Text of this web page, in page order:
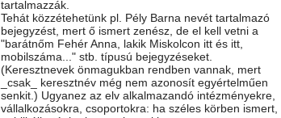
tartalmazzák.
Tehát közzétehetünk pl. Pély Barna nevét tartalmazó
bejegyzést, mert ő ismert zenész, de el kell vetni a
"barátnőm Fehér Anna, lakik Miskolcon itt és itt,
mobilszáma..." stb. típusú bejegyzéseket.
(Keresztnevek önmagukban rendben vannak, mert
_csak_ keresztnév még nem azonosít egyértelműen
senkit.) Ugyanez az elv alkalmazandó intézményekre,
vállalkozásokra, csoportokra: ha széles körben ismert,